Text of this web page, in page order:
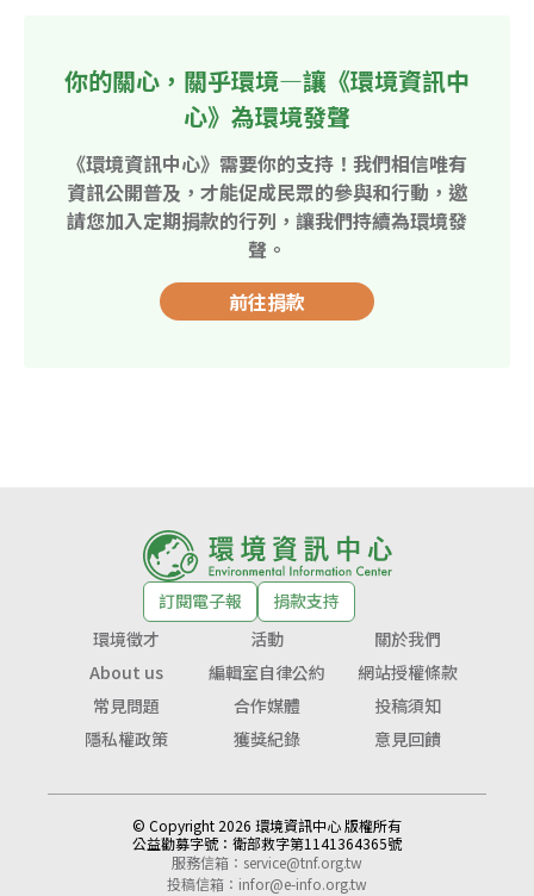
你的關心，關乎環境—讓《環境資訊中
心》為環境發聲
《環境資訊中心》需要你的支持！我們相信唯有
資訊公開普及，才能促成民眾的參與和行動，邀
請您加入定期捐款的行列，讓我們持續為環境發
聲。
前往捐款
訂閱電子報
捐款支持
環境徵才
活動
關於我們
About us
編輯室自律公約
網站授權條款
常見問題
合作媒體
投稿須知
隱私權政策
獲獎紀錄 意見回饋
© Copyright 2026 環境資訊中心 版權所有
公益勸募字號： 衛部救字第1141364365號
服務信箱： service@tnf.org.tw
投稿信箱： infor@e-info.org.tw